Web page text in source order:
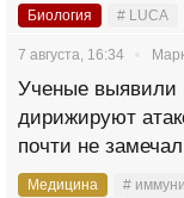
Биология # LUCA
7 августа, 16:34
Ученые выявили
дирижируют
почти не
Медицина #